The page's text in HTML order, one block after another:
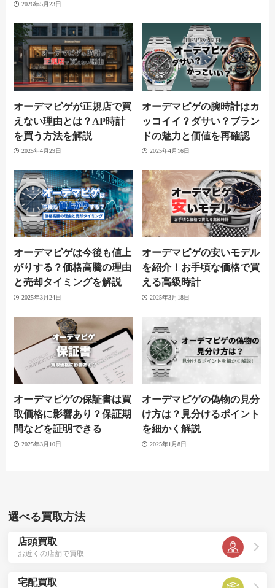
2026年5月23日
オーデマピゲが正規店で買
えない理由とは？AP時計
を買う方法を解説
2025年4月29日
オーデマピゲの腕時計はカ
ッコイイ？ダサい？ブラン
ドの魅力と価値を再確認
2025年4月16日
オーデマピゲは今後も値上
がりする？価格高騰の理由
と売却タイミングを解説
2025年3月24日
オーデマピゲの安いモデル
を紹介！お手頃な価格で買
える高級時計
2025年3月18日
オーデマピゲの保証書は買
取価格に影響あり？保証期
間などを証明できる
2025年3月10日
オーデマピゲの偽物の見分
け方は？見分けるポイント
を細かく解説
2025年1月8日
選べる買取方法
店頭買取
お近くの店舗で買取
宅配買取